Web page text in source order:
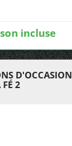
incluse
D'OCCASION
2